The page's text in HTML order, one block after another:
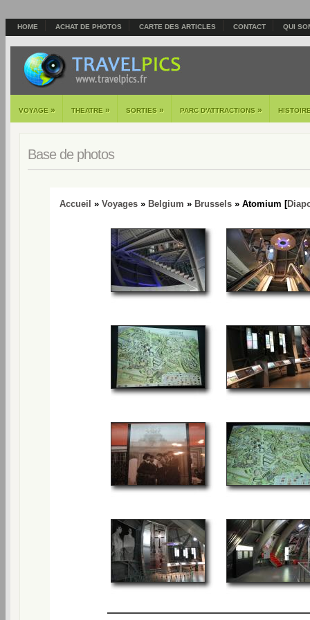
HOME ACHAT DE PHOTOS CARTE DES ARTICLES CONTACT QUI
VOYAGE » THEATRE » SORTIES » PARC D'ATTRACTIONS »
Base de photos
Accueil » Voyages » Belgium » Brussels » Atomium [